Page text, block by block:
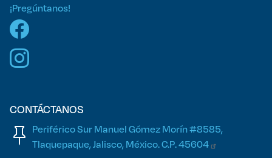
¡Pregúntanos!
CONTÁCTANOS
Periférico Sur Manuel Gómez Morín #8585,
Tlaquepaque, Jalisco, México. C.P.45604